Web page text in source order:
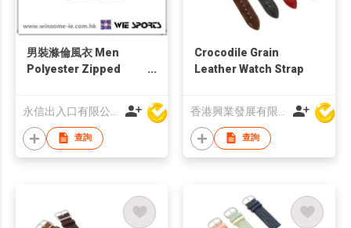
男裝滌倫風衣 Men
Polyester Zipped
查詢
Crocodile Grain
Leather Watch Strap
查詢